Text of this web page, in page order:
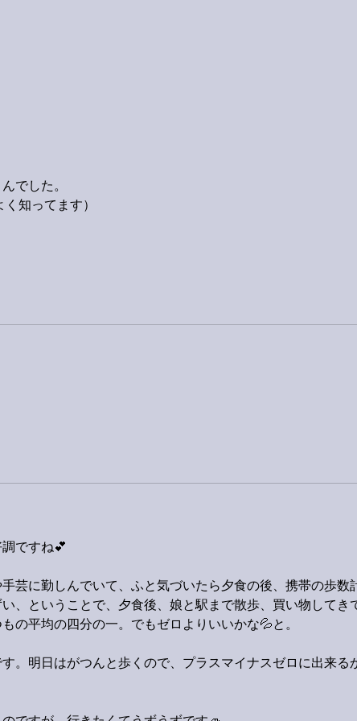
でした。
知ってます）
ですね💕
芸に勤しんでいて、ふと気づいたら夕食の後、携帯の歩数
、ということで、夕食後、娘と駅まで散歩、買い物してき
の平均の四分の一。でもゼロよりいいかな💦と。
。明日はがつんと歩くので、プラスマイナスゼロに出来る